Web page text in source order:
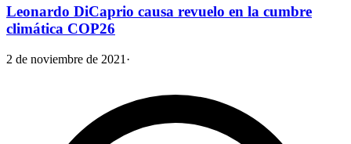
Leonardo DiCaprio causa revuelo en la cumbre
climática COP26
2 de noviembre de 2021 ·